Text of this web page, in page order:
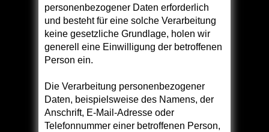
personenbezogener Daten erforderlich
und besteht für eine solche Verarbeitung
keine gesetzliche Grundlage, holen wir
generell eine Einwilligung der betroffenen
Person ein.
Die Verarbeitung personenbezogener
Daten, beispielsweise des Namens, der
Anschrift, E-Mail-Adresse oder
Telefonnummer einer betroffenen Person,